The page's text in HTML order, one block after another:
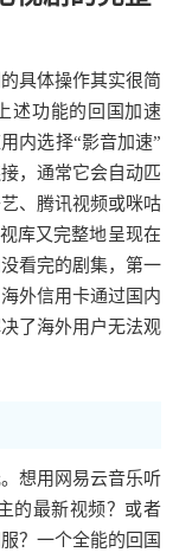
具体操作其实很简
述功能的回国加速
内选择“影音加速”
，通常它会自动匹
、腾讯视频或咪咕
库又完整地呈现在
看完的剧集，第一
外信用卡通过国内
了海外用户无法观
想用网易云音乐听
的最新视频？或者
？一个全能的回国